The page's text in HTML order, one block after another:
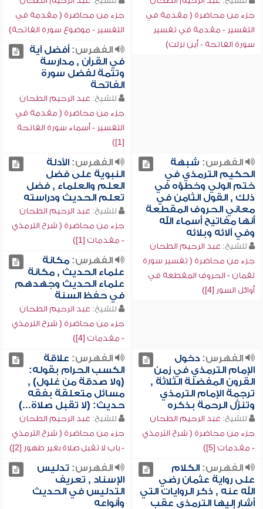
جزء من محاضرة ( مقدمة في
التفسير - مقدمة في تفسير
سورة الفاتحة - أين نزلت)
جزء من محاضرة ( مقدمة في
التفسير - موضوع سورة الفاتحة)
الفهرس:أفضل آية
في القرآن , مدارسة
وتتمة لفضل سورة
الفاتحة
للشيخ: عبد الرحيم الطحان
جزء من محاضرة ( مقدمة في
التفسير - أسماء سورة الفاتحة
[1])
الفهرس: شبهة
الحكيم الترمذي في
ختم الولي وخطؤه في
ذلك , القول الثامن في
معاني الحروف المقطعة
أنها مفاتيح أسماء الله
وفي آلائه وبلائه
للشيخ: عبد الرحيم الطحان
جزء من محاضرة ( تفسير سورة
لقمان - الحروف المقطعة في
أوائل السور [4])
الفهرس:الأدلة
النبوية على فضل
العلم والعلماء , فضل
تعلم الحديث ودراسته
للشيخ: عبد الرحيم الطحان
جزء من محاضرة ( شرح الترمذي
- مقدمات [1])
الفهرس:مكانة
علماء الحديث , مكانة
علماء الحديث وجهدهم
في حفظ السنة
للشيخ: عبد الرحيم الطحان
جزء من محاضرة ( شرح الترمذي
- مقدمات [4])
الفهرس:دخول
الإمام الترمذي في زمن
القرون المفضلة الثلاثة ,
ترجمة الإمام الترمذي
وتنزُّل الرحمة بذكره
للشيخ: عبد الرحيم الطحان
جزء من محاضرة ( شرح الترمذي
- مقدمات [5])
الفهرس: علاقة
الكسب الحرام بقوله:
(ولا صدقة من غلول) ,
مسائل متعلقة بفقه
حديث: (لا تقبل صلاة...)
للشيخ: عبد الرحيم الطحان
جزء من محاضرة ( شرح الترمذي
- باب لا تقبل صلاة بغير طهور [2])
الفهرس:الكلام
على رواية عثمان رضي
الله عنه , ذكر الروايات التي
أشار إليها الترمذي عقب
الفهرس: تدليس
الإسناد , تعريف
التدليس في الحديث
وأنواعه